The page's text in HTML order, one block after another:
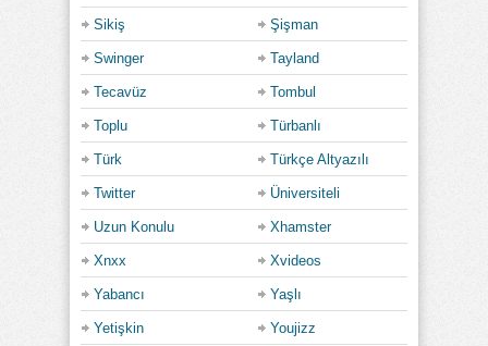
Sikiş Şişman
Swinger Tayland
Tecavüz Tombul
Toplu Türbanlı
Türk Türkçe Altyazılı
Twitter Üniversiteli
Uzun Konulu Xhamster
Xnxx Xvideos
Yabancı Yaşlı
Yetişkin Youjizz